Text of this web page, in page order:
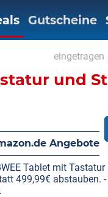
Gutscheine
eingetragen
und
Angebote
Tablet mit Tastatur
499,99€ abstauben.